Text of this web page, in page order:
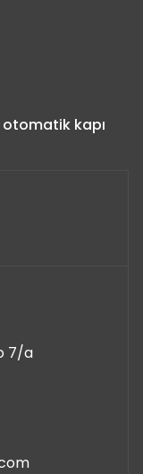
otomatik kapı
7/a